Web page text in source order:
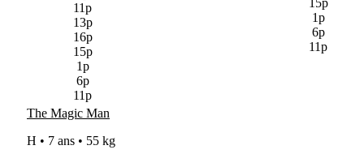
11p
13p
16p
15p
1p
6p
11p
15p
1p
6p
11p
The Magic Man
H • 7 ans • 55 kg